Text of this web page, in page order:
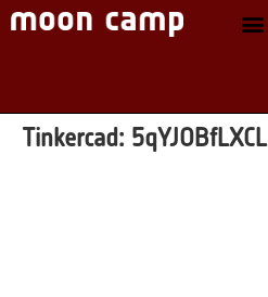
Tinkercad: 5qYJOBfLXCL